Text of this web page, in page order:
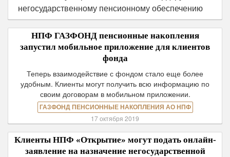
негосударственному пенсионному обеспечению
НПФ ГАЗФОНД пенсионные накопления
запустил мобильное приложение для клиентов
фонда
Теперь взаимодействие с фондом стало еще более
удобным. Клиенты могут получить всю информацию по
своим договорам в мобильном приложении.
ГАЗФОНД ПЕНСИОННЫЕ НАКОПЛЕНИЯ АО НПФ
17 октября 2019
Клиенты НПФ «Открытие» могут подать онлайн-
заявление на назначение негосударственной